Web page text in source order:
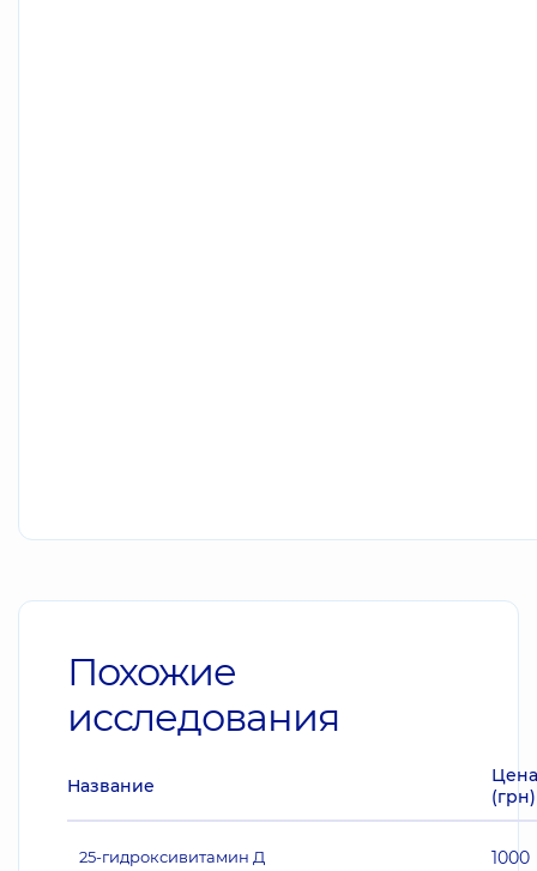
Похожие
исследования
Название
Цена
(грн)
25-гидроксивитамин Д 1000